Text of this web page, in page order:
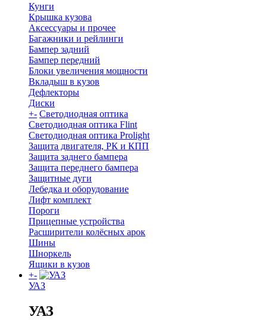
Кунги
Крышка кузова
Аксессуары и прочее
Багажники и рейлинги
Бампер задний
Бампер передний
Блоки увеличения мощности
Вкладыш в кузов
Дефлекторы
Диски
+- Светодиодная оптика
Светодиодная оптика Flint
Светодиодная оптика Prolight
Защита двигателя, РК и КПП
Защита заднего бампера
Защита переднего бампера
Защитные дуги
Лебедка и оборудование
Лифт комплект
Пороги
Прицепные устройства
Расширители колёсных арок
Шины
Шноркель
Ящики в кузов
+-
УАЗ
УАЗ